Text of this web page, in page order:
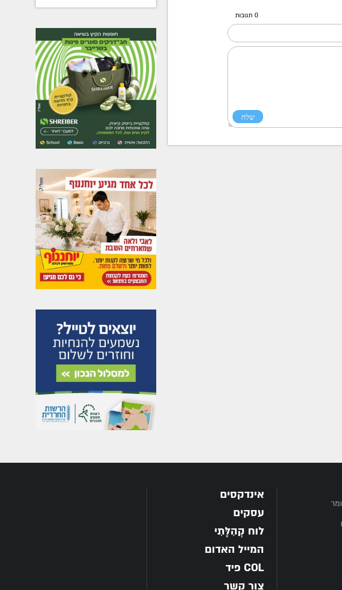
0 תגובות
אינדקסים
עסקים
לוח קְהִלָּתִי
המייל האדום
COL פיד
צור קשר